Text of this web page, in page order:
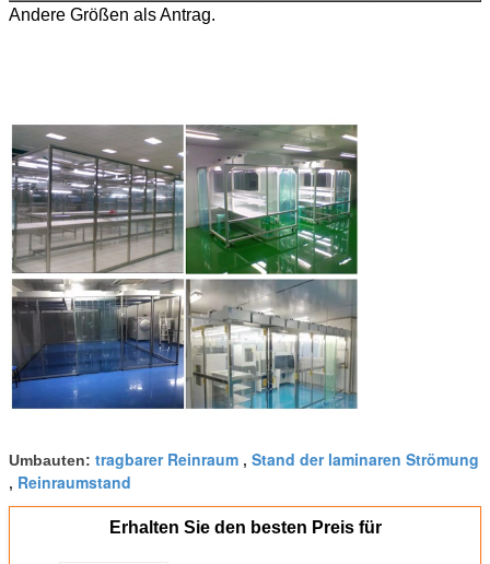
Andere Größen als Antrag.
Umbauten: tragbarer Reinraum , Stand der laminaren Strömung
, Reinraumstand
Erhalten Sie den besten Preis für